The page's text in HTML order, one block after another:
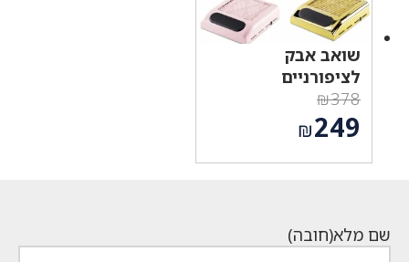
שואב אבק
לציפורניים
₪378
המחיר
המקורי
היה:
₪249
שם מלא(חובה)